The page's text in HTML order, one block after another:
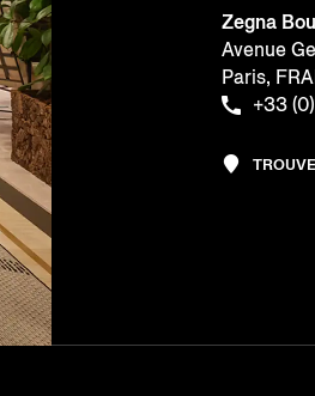
Zegna
Avenue
Paris,
+33